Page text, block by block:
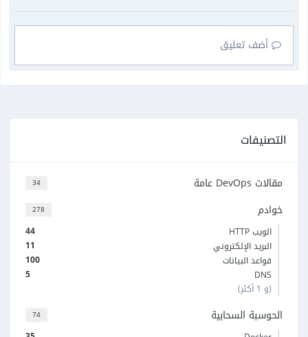
أضف تعليق
التصنيفات
34 مقالات DevOps عامة
278 خوادم
44
الويب HTTP
11
البريد الإلكتروني
100
قواعد البيانات
5
DNS
(و 1 أكثر)
74 الحوسبة السحابية